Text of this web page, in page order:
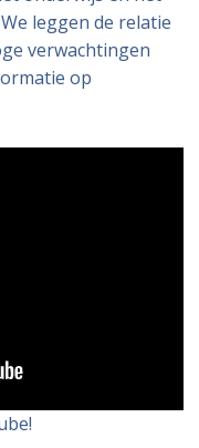
leggen de relatie
verwachtingen
op